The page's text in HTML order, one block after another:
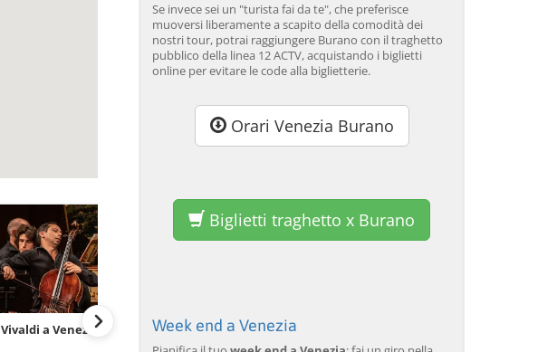
Vivaldi a Venezia
Tour guidato di Murano e
Burano in barca privata
veneziana e cena del
Se invece sei un "turista fai da te", che preferisce
muoversi liberamente a scapito della comodità dei
nostri tour, potrai raggiungere Burano con il traghetto
pubblico della linea 12 ACTV, acquistando i biglietti
online per evitare le code alla biglietterie.
Orari Venezia Burano
Biglietti traghetto x Burano
Week end a Venezia